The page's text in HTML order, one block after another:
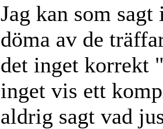
Jag kan som
döma av de
det inget korrekt
inget vis ett
aldrig sagt vad